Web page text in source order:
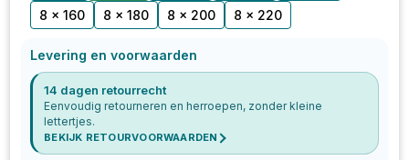
8 x 160
8 x 180 8 x 200 8 x 220
Levering en voorwaarden
14 dagen retourrecht
Eenvoudig retourneren en herroepen, zonder kleine
lettertjes.
BEKIJK RETOURVOORWAARDEN